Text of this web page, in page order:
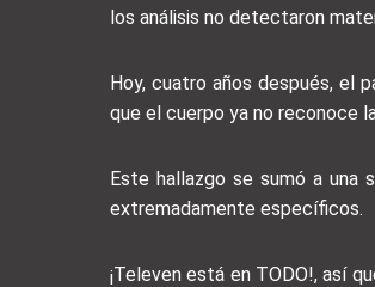
los análisis no detectaron
Hoy, cuatro años después, el
que el cuerpo ya no reconoce
Este hallazgo se sumó a una
extremadamente específicos.
¡Televen está en TODO!, así